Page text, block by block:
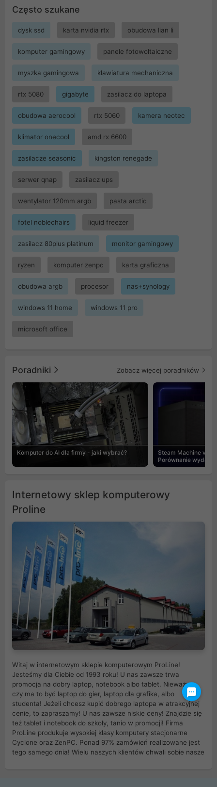
Często szukane
dysk ssd karta nvidia rtx obudowa lian li
komputer gamingowy panele fotowoltaiczne
myszka gamingowa klawiatura mechaniczna
rtx 5080 gigabyte zasilacz do laptopa
obudowa aerocool rtx 5060 kamera neotec
klimator onecool amd rx 6600
zasilacze seasonic kingston renegade
serwer qnap zasilacz ups
wentylator 120mm argb pasta arctic
fotel noblechairs liquid freezer
zasilacz 80plus platinum monitor gamingowy
ryzen komputer zenpc karta graficzna
obudowa argb procesor nas+synology
windows 11 home windows 11 pro
microsoft office
Poradniki Zobacz więcej poradników
Komputer do AI dla firmy - jaki wybrać?
Steam Machine vs
Porównanie
Internetowy sklep komputerowy
Proline
Witaj w internetowym sklepie komputerowym ProLine!
Jesteśmy dla Ciebie od 1993 roku! U nas zawsze trwa
promocja na dobry laptop, notebook albo tablet. Nieważne
czy ma to być laptop do gier, laptop dla grafika, albo
studenta! Jeżeli chcesz kupić dobrego laptopa w atrakcyjnej
cenie, to zapraszamy! U nas zawsze niskie ceny! Znajdzie się
też tablet i notebook do szkoły, tanio w promocji! Firma
ProLine produkuje wysokiej klasy komputery stacjonarne
Cyclone oraz ZenPC. Ponad 97% zamówień realizowane jest
tego samego dnia! Wielu naszych klientów chwali sobie nasze